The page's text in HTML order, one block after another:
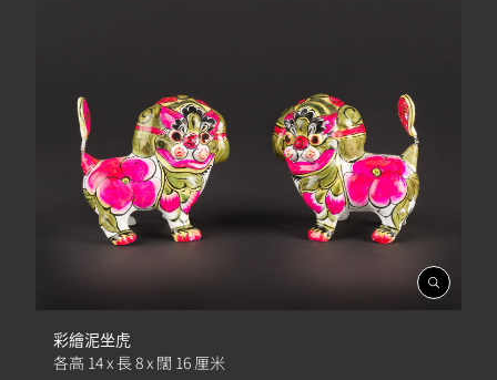
開
啟
彩繪泥坐虎
各高 14 x 長 8 x 闊 16 厘米